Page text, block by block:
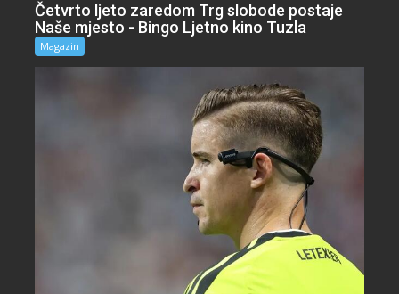
Četvrto ljeto zaredom Trg slobode postaje
Naše mjesto - Bingo Ljetno kino Tuzla
Magazin